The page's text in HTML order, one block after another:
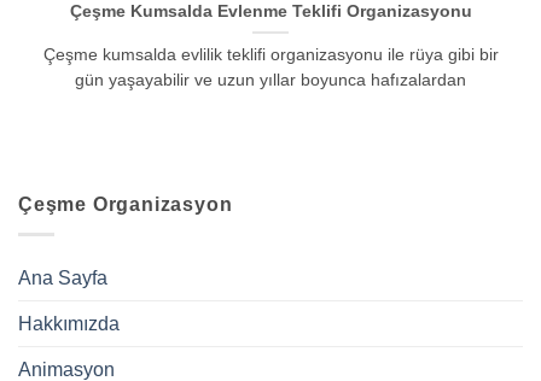
Çeşme Kumsalda Evlenme Teklifi Organizasyonu
Çeşme kumsalda evlilik teklifi organizasyonu ile rüya gibi bir
gün yaşayabilir ve uzun yıllar boyunca hafızalardan
Çeşme Organizasyon
Ana Sayfa
Hakkımızda
Animasyon